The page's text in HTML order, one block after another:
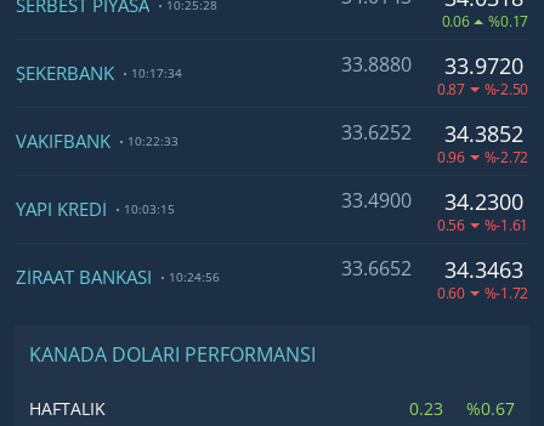
SERBEST PİYASA 10:25:28
0.06 %0.17
ŞEKERBANK 10:17:34 33.8880 33.9720
0.87 %-2.50
VAKIFBANK 10:22:33 33.6252 34.3852
0.96 %-2.72
YAPI KREDİ 10:03:15 33.4900 34.2300
0.56 %-1.61
ZİRAAT BANKASI 10:24:56 33.6652 34.3463
0.60 %-1.72
KANADA DOLARI PERFORMANSI
HAFTALIK 0.23
%0.67